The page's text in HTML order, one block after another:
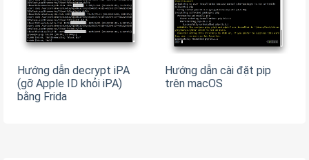
Hướng dẫn decrypt iPA
(gỡ Apple ID khỏi iPA)
bằng Frida
Hướng dẫn cài đặt pip
trên macOS